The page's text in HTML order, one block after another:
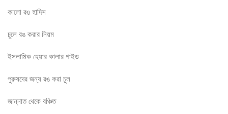
কালো রঙ হাদিস
চুলে রঙ করার নিয়ম
ইসলামিক হেয়ার কালার গাইড
পুরুষদের জন্য রঙ করা চুল
জান্নাত থেকে বঞ্চিত